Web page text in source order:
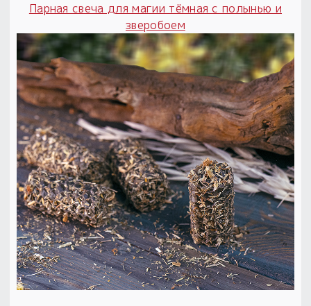
Парная свеча для магии тёмная с полынью и
зверобоем